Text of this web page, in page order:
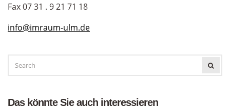
Fax 07 31 . 9 21 71 18
info@imraum-ulm.de
FOR:
Das könnte Sie auch interessieren